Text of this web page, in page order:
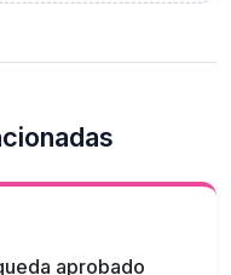
aprobado